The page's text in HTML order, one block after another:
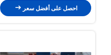
احصل على أفضل سعر